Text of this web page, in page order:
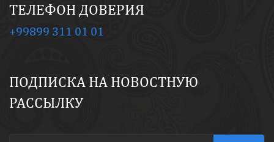
ТЕЛЕФОН ДОВЕРИЯ
+99899 311 01 01
ПОДПИСКА НА НОВОСТНУЮ
РАССЫЛКУ